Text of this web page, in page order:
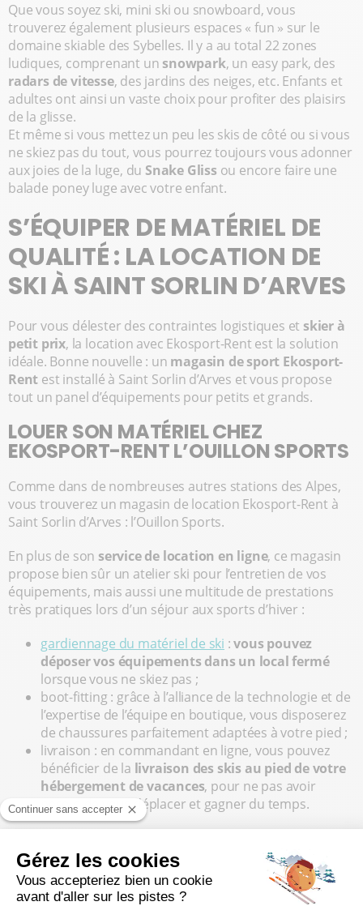
Que vous soyez ski, mini ski ou snowboard, vous
trouverez également plusieurs espaces « fun » sur le
domaine skiable des Sybelles. Il y a au total 22 zones
ludiques, comprenant un snowpark, un easy park, des
radars de vitesse, des jardins des neiges, etc. Enfants et
adultes ont ainsi un vaste choix pour profiter des plaisirs
de la glisse.
Et même si vous mettez un peu les skis de côté ou si vous
ne skiez pas du tout, vous pourrez toujours vous adonner
aux joies de la luge, du Snake Gliss ou encore faire une
balade poney luge avec votre enfant.
S’ÉQUIPER DE MATÉRIEL DE
QUALITÉ : LA LOCATION DE
SKI À SAINT SORLIN D’ARVES
Pour vous délester des contraintes logistiques et skier à
petit prix, la location avec Ekosport-Rent est la solution
idéale. Bonne nouvelle : un magasin de sport Ekosport-
Rent est installé à Saint Sorlin d’Arves et vous propose
tout un panel d’équipements pour petits et grands.
LOUER SON MATÉRIEL CHEZ
EKOSPORT-RENT L’OUILLON SPORTS
Comme dans de nombreuses autres stations des Alpes,
vous trouverez un magasin de location Ekosport-Rent à
Saint Sorlin d’Arves : l’Ouillon Sports.
En plus de son service de location en ligne, ce magasin
propose bien sûr un atelier ski pour l’entretien de vos
équipements, mais aussi une multitude de prestations
très pratiques lors d’un séjour aux sports d’hiver :
gardiennage du matériel de ski :vous pouvez
déposer vos équipements dans un local fermé
lorsque vous ne skiez pas ;
boot-fitting : grâce à l’alliance de la technologie et de
l’expertise de l’équipe en boutique, vous disposerez
de chaussures parfaitement adaptées à votre pied ;
livraison : en commandant en ligne, vous pouvez
bénéficier de la livraison des skis au pied de votre
hébergement de vacances, pour ne pas avoir
besoin de vous déplacer et gagner du temps.
plateforme de location Ekosport-Rent, de choisir vos
dates de séjour, puis le magasin l’Ouillon Sports. Ensuite,
vous n’aurez plus qu’à sélectionner tout le matériel